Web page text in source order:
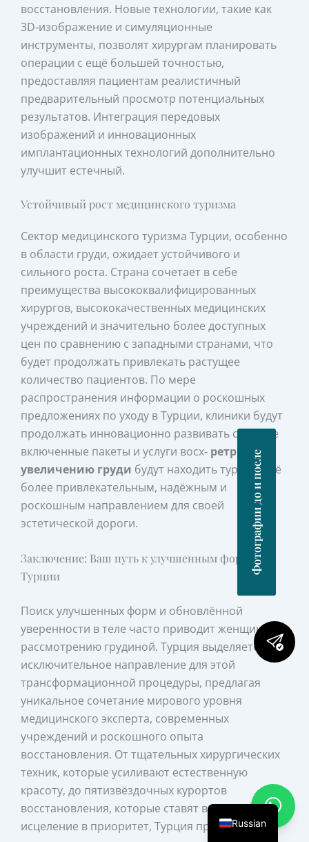
восстановления. Новые технологии, такие как
3D‑изображение и симуляционные
инструменты, позволят хирургам планировать
операции с ещё большей точностью,
предоставляя пациентам реалистичный
предварительный просмотр потенциальных
результатов. Интеграция передовых
изображений и инновационных
имплантационных технологий дополнительно
улучшит естечный.
Устойчивый рост медицинского туризма
Сектор медицинского туризма Турции, особенно
в области груди, ожидает устойчивого и
сильного роста. Страна сочетает в себе
преимущества высококвалифицированных
хирургов, высококачественных медицинских
учреждений и значительно более доступных
цен по сравнению с западными странами, что
будет продолжать привлекать растущее
количество пациентов. По мере
распространения информации о роскошных
предложениях по уходу в Турции, клиники будут
продолжать инновационно развивать свои все
включенные пакеты и услуги восх‑ ретрит по
увеличению груди будут находить турцию всё
более привлекательным, надёжным и
роскошным направлением для своей
эстетической дороги.
Заключение: Ваш путь к улучшенным формам в
Турции
Поиск улучшенных форм и обновлённой
уверенности в теле часто приводит женщин к
рассмотрению грудиной. Турция выделяется как
исключительное направление для этой
трансформационной процедуры, предлагая
уникальное сочетание мирового уровня
медицинского эксперта, современных
учреждений и роскошного опыта
восстановления. От тщательных хирургических
техник, которые усиливают естественную
красоту, до пятизвёздочных курортов
восстановления, которые ставят ваш комфорт и
исцеление в приоритет, Турция предоставляет
Фотографии до и после
Russian